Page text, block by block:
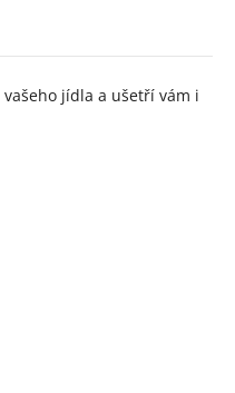
vašeho jídla a ušetří vám i